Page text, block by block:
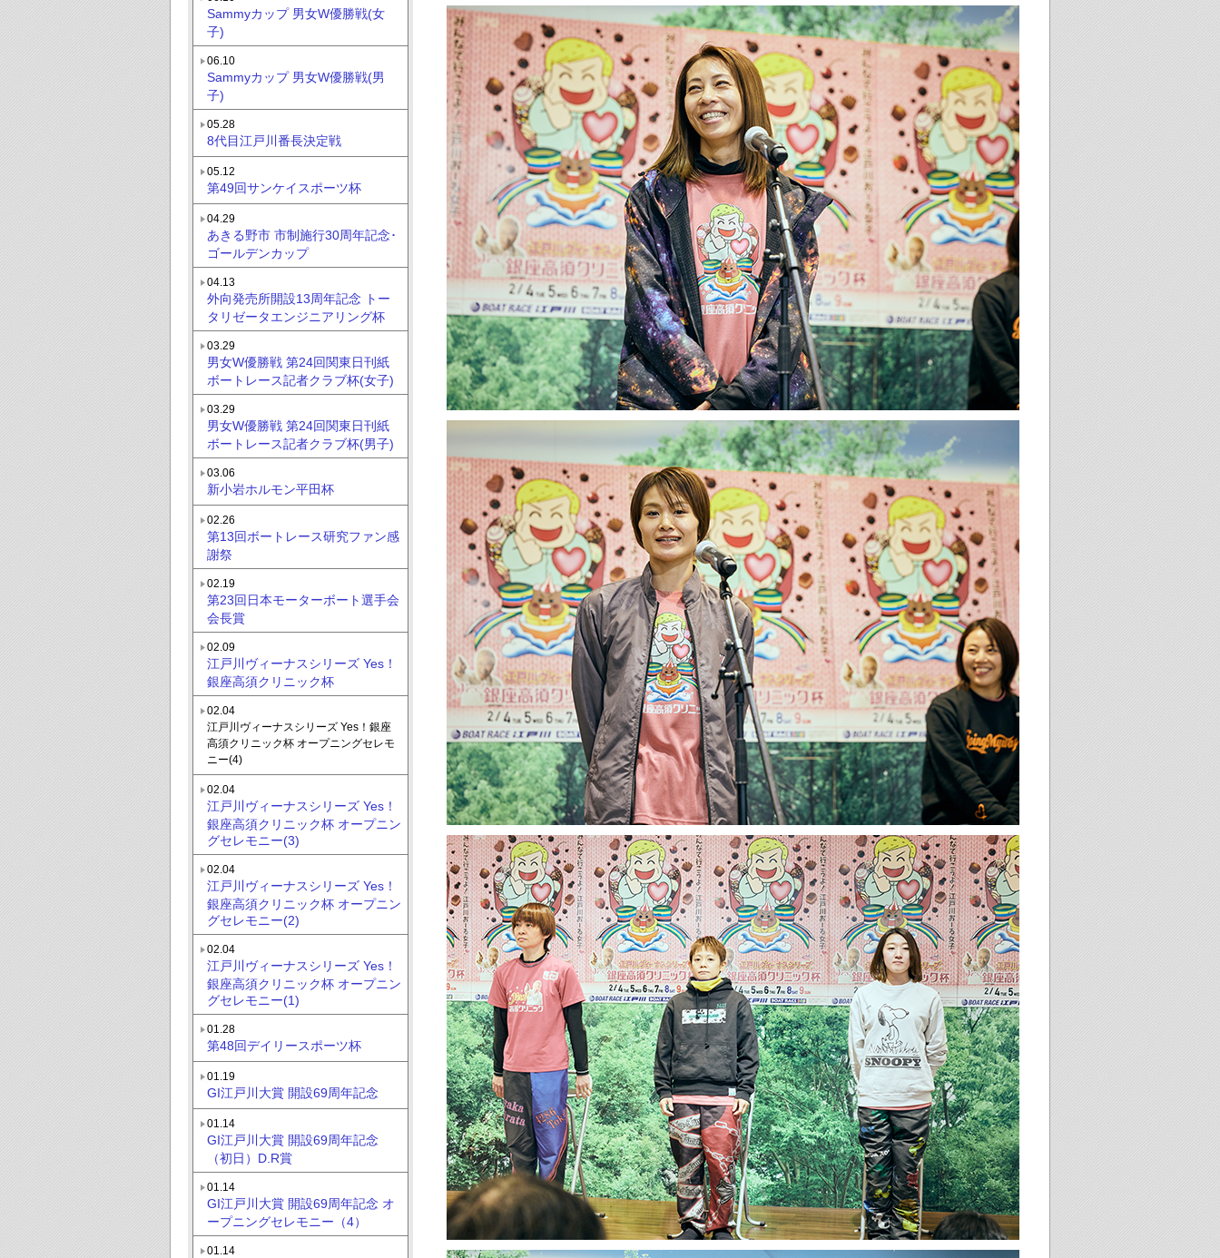
Sammyカップ 男女W優勝戦(女
子)
06.10
Sammyカップ 男女W優勝戦(男
子)
05.28
8代目江戸川番長決定戦
05.12
第49回サンケイスポーツ杯
04.29
あきる野市 市制施行30周年記念･
ゴールデンカップ
04.13
外向発売所開設13周年記念 トー
タリゼータエンジニアリング杯
03.29
男女W優勝戦 第24回関東日刊紙
ボートレース記者クラブ杯(女子)
03.29
男女W優勝戦 第24回関東日刊紙
ボートレース記者クラブ杯(男子)
03.06
新小岩ホルモン平田杯
02.26
第13回ボートレース研究ファン感
謝祭
02.19
第23回日本モーターボート選手会
会長賞
02.09
江戸川ヴィーナスシリーズ Yes！
銀座高須クリニック杯
02.04
江戸川ヴィーナスシリーズ Yes！銀座
高須クリニック杯 オープニングセレモ
ニー(4)
02.04
江戸川ヴィーナスシリーズ Yes！
銀座高須クリニック杯 オープニン
グセレモニー(3)
02.04
江戸川ヴィーナスシリーズ Yes！
銀座高須クリニック杯 オープニン
グセレモニー(2)
02.04
江戸川ヴィーナスシリーズ Yes！
銀座高須クリニック杯 オープニン
グセレモニー(1)
01.28
第48回デイリースポーツ杯
01.19
GI江戸川大賞 開設69周年記念
01.14
GI江戸川大賞 開設69周年記念
（初日）D.R賞
01.14
GI江戸川大賞 開設69周年記念 オ
ープニングセレモニー（4）
01.14